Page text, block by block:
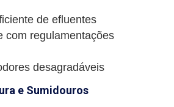
de efluentes
com regulamentações
desagradáveis
e Sumidouros